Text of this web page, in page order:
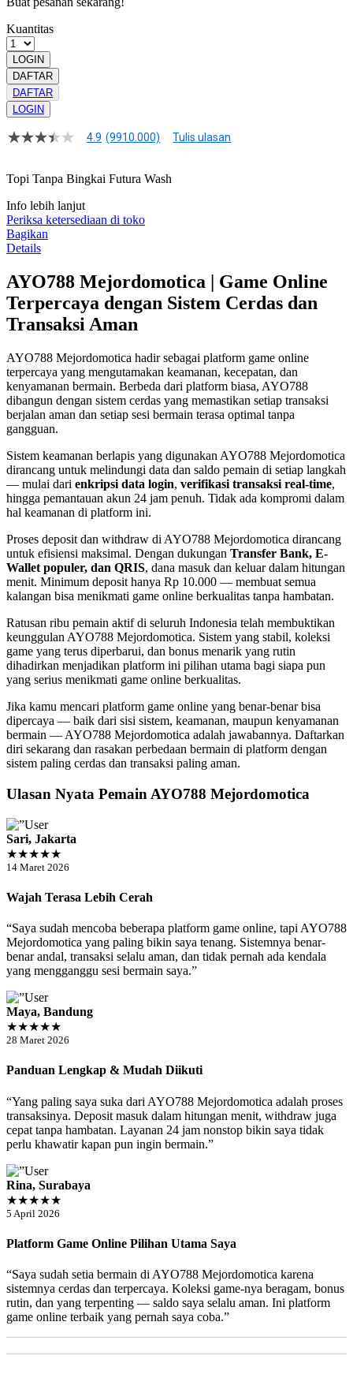
Kuantitas
LOGIN
DAFTAR
DAFTAR
LOGIN
4.9
bintang,
rating
rata-
rata.
Read
13
Tautan
halaman
yang
sama.
4.9 (9910.000) Tulis ulasan
Topi Tanpa Bingkai Futura Wash
Info lebih lanjut
Periksa ketersediaan di toko
Bagikan
Details
AYO788 Mejordomotica | Game Online
Terpercaya dengan Sistem Cerdas dan
Transaksi Aman
AYO788 Mejordomotica hadir sebagai platform game online
terpercaya yang mengutamakan keamanan, kecepatan, dan
kenyamanan bermain. Berbeda dari platform biasa, AYO788
dibangun dengan sistem cerdas yang memastikan setiap transaksi
berjalan aman dan setiap sesi bermain terasa optimal tanpa
gangguan.
Sistem keamanan berlapis yang digunakan AYO788 Mejordomotica
dirancang untuk melindungi data dan saldo pemain di setiap langkah
— mulai dari enkripsi data login, verifikasi transaksi real-time,
hingga pemantauan akun 24 jam penuh. Tidak ada kompromi dalam
hal keamanan di platform ini.
Proses deposit dan withdraw di AYO788 Mejordomotica dirancang
untuk efisiensi maksimal. Dengan dukungan Transfer Bank, E-
Wallet populer, dan QRIS, dana masuk dan keluar dalam hitungan
menit. Minimum deposit hanya Rp 10.000 — membuat semua
kalangan bisa menikmati game online berkualitas tanpa hambatan.
Ratusan ribu pemain aktif di seluruh Indonesia telah membuktikan
keunggulan AYO788 Mejordomotica. Sistem yang stabil, koleksi
game yang terus diperbarui, dan bonus menarik yang rutin
dihadirkan menjadikan platform ini pilihan utama bagi siapa pun
yang serius menikmati game online berkualitas.
Jika kamu mencari platform game online yang benar-benar bisa
dipercaya — baik dari sisi sistem, keamanan, maupun kenyamanan
bermain — AYO788 Mejordomotica adalah jawabannya. Daftarkan
diri sekarang dan rasakan perbedaan bermain di platform dengan
sistem paling cerdas dan transaksi paling aman.
Ulasan Nyata Pemain AYO788 Mejordomotica
Sari, Jakarta
★★★★★
14 Maret 2026
Wajah Terasa Lebih Cerah
“Saya sudah mencoba beberapa platform game online, tapi AYO788
Mejordomotica yang paling bikin saya tenang. Sistemnya benar-
benar andal, transaksi selalu aman, dan tidak pernah ada kendala
yang mengganggu sesi bermain saya.”
Maya, Bandung
★★★★★
28 Maret 2026
Panduan Lengkap & Mudah Diikuti
“Yang paling saya suka dari AYO788 Mejordomotica adalah proses
transaksinya. Deposit masuk dalam hitungan menit, withdraw juga
cepat tanpa hambatan. Layanan 24 jam nonstop bikin saya tidak
perlu khawatir kapan pun ingin bermain.”
Rina, Surabaya
★★★★★
5 April 2026
Platform Game Online Pilihan Utama Saya
“Saya sudah setia bermain di AYO788 Mejordomotica karena
sistemnya cerdas dan terpercaya. Koleksi game-nya beragam, bonus
rutin, dan yang terpenting — saldo saya selalu aman. Ini platform
game online terbaik yang pernah saya coba.”